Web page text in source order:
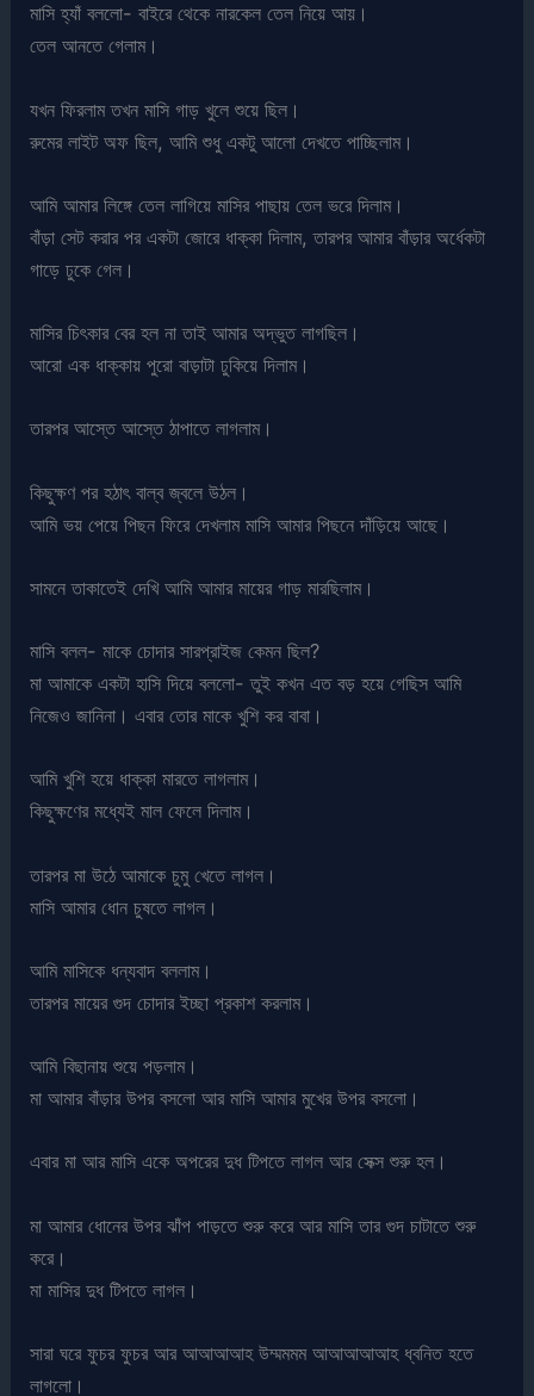
মাসি হ্যাঁ বললো- বাইরে থেকে নারকেল তেল নিয়ে আয়।
তেল আনতে গেলাম।
যখন ফিরলাম তখন মাসি গাড় খুলে শুয়ে ছিল।
রুমের লাইট অফ ছিল, আমি শুধু একটু আলো দেখতে পাচ্ছিলাম।
আমি আমার লিঙ্গে তেল লাগিয়ে মাসির পাছায় তেল ভরে দিলাম।
বাঁড়া সেট করার পর একটা জোরে ধাক্কা দিলাম, তারপর আমার বাঁড়ার অর্ধেকটা
গাড়ে ঢুকে গেল।
মাসির চিৎকার বের হল না তাই আমার অদ্ভুত লাগছিল।
আরো এক ধাক্কায় পুরো বাড়াটা ঢুকিয়ে দিলাম।
তারপর আস্তে আস্তে ঠাপাতে লাগলাম।
কিছুক্ষণ পর হঠাৎ বাল্ব জ্বলে উঠল।
আমি ভয় পেয়ে পিছন ফিরে দেখলাম মাসি আমার পিছনে দাঁড়িয়ে আছে।
সামনে তাকাতেই দেখি আমি আমার মায়ের গাড় মারছিলাম।
মাসি বলল- মাকে চোদার সারপ্রাইজ কেমন ছিল?
মা আমাকে একটা হাসি দিয়ে বললো- তুই কখন এত বড় হয়ে গেছিস আমি
নিজেও জানিনা। এবার তোর মাকে খুশি কর বাবা।
আমি খুশি হয়ে ধাক্কা মারতে লাগলাম।
কিছুক্ষণের মধ্যেই মাল ফেলে দিলাম।
তারপর মা উঠে আমাকে চুমু খেতে লাগল।
মাসি আমার ধোন চুষতে লাগল।
আমি মাসিকে ধন্যবাদ বললাম।
তারপর মায়ের গুদ চোদার ইচ্ছা প্রকাশ করলাম।
আমি বিছানায় শুয়ে পড়লাম।
মা আমার বাঁড়ার উপর বসলো আর মাসি আমার মুখের উপর বসলো।
এবার মা আর মাসি একে অপরের দুধ টিপতে লাগল আর সেক্স শুরু হল।
মা আমার ধোনের উপর ঝাঁপ পাড়তে শুরু করে আর মাসি তার গুদ চাটাতে শুরু
করে।
মা মাসির দুধ টিপতে লাগল।
সারা ঘরে ফুচর ফুচর আর আআআআহ উম্মমমম আআআআআহ ধ্বনিত হতে
লাগলো।